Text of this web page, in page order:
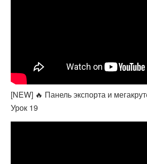
[NEW] 🔥 Панель экспорта и
Урок 19